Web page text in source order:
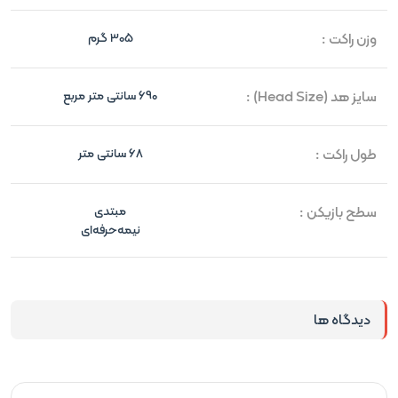
وزن راکت : 305 گرم
سایز هد (Head Size) : 690 سانتی متر مربع
طول راکت : 68 سانتی متر
سطح بازیکن :
مبتدی
نیمه‌حرفه‌ای
دیدگاه ها